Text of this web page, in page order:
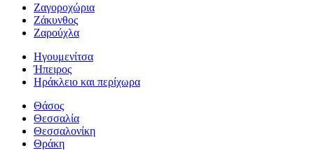
Ζαγοροχώρια
Ζάκυνθος
Ζαρούχλα
Ηγουμενίτσα
Ήπειρος
Ηράκλειο και περίχωρα
Θάσος
Θεσσαλία
Θεσσαλονίκη
Θράκη